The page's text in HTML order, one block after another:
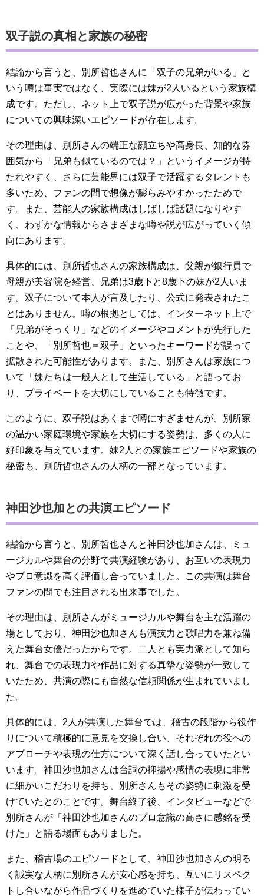
双子説の真相と家族の秘密
結論から言うと、別所哲也さんに「双子の兄弟がいる」と
いう噂は事実ではなく、実際には妹が2人いるという家族構
成です。ただし、ネット上で双子説が広がった背景や家族
についての興味深いエピソードが存在します。
その理由は、別所さんの端正な顔立ちや高身長、知的な雰
囲気から「兄弟も似ているのでは？」というイメージが持
たれやすく、さらに芸能界には双子で活躍するタレントも
多いため、ファンの間で想像が膨らみやすかったためで
す。また、芸能人の家族構成はしばしば話題になりやす
く、わずかな情報からさまざまな噂や説が広がっていく傾
向にあります。
具体的には、別所哲也さんの家族構成は、父親が銀行員で
母親が美容院を経営、兄弟は3歳下と8歳下の妹が2人いま
す。双子について本人が言及したり、公式に発表されたこ
とはありません。噂の根拠としては、インターネット上で
「兄弟がそっくり」などのイメージやコメントが先行した
ことや、「別所哲也＝双子」といったキーワードが誤って
拡散された可能性があります。また、別所さんは家族につ
いて「妹たちは一般人として生活している」と語ってお
り、プライベートを大切にしていることも特徴です。
このように、双子説はあくまで噂にすぎませんが、別所家
の温かい家庭環境や家族を大切にする姿勢は、多くの人に
好印象を与えています。妹2人との家族エピソードや家族の
秘密も、別所哲也さんの人柄の一部となっています。
神田沙也加との共演エピソード
結論から言うと、別所哲也さんと神田沙也加さんは、ミュ
ージカルや舞台の分野で共演経験があり、お互いの表現力
やプロ意識を高く評価し合っていました。この共演は舞台
ファンの間でも注目される出来事でした。
その理由は、別所さんがミュージカルや舞台を主な活躍の
場としており、神田沙也加さんも演技力と歌唱力を兼ね備
えた舞台女優だったからです。二人とも実力派として知ら
れ、舞台での表現力や作品に対する真摯な姿勢が一致して
いたため、共演の際にも自然な信頼関係が生まれていまし
た。
具体的には、2人が共演した舞台では、稽古の段階から役作
りについて積極的に意見を交換し合い、それぞれの役への
アプローチや表現の仕方について深く話し合っていたとい
います。神田沙也加さんは台詞の抑揚や感情の表現に非常
に細かいこだわりを持ち、別所さんもその姿勢に刺激を受
けていたとのことです。舞台終了後、インタビューなどで
別所さんが「神田沙也加さんのプロ意識の高さに感銘を受
けた」と語る場面もありました。
また、稽古場のエピソードとして、神田沙也加さんの明る
く誠実な人柄に別所さんが安心感を持ち、互いにリスペク
トし合いながら作品づくりを進めていた様子が伝わってい